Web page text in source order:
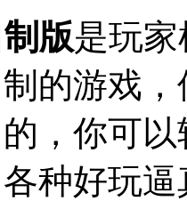
版是玩
的游戏
，你可
种好玩